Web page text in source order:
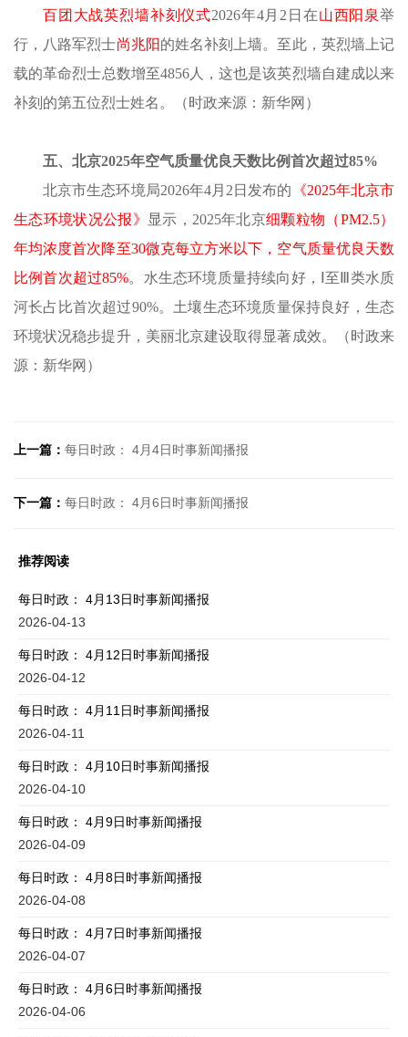
百团大战英烈墙补刻仪式2026年4月2日在山西阳泉举
行，八路军烈士尚兆阳的姓名补刻上墙。至此，英烈墙上记
载的革命烈士总数增至4856人，这也是该英烈墙自建成以来
补刻的第五位烈士姓名。
（时政来源： 新华网 ）
五、北京2025年空气质量优良天数比例首次超过85%
北京市生态环境局2026年4月2日发布的 《2025年北京市
生态环境状况公报》
显示， 2025年北京细颗粒物（PM2.5）
年均浓度首次降至30微克每立方米以下，空气质量优良天数
比例首次超过85%。水生态环境质量持续向好，
Ⅰ至Ⅲ类水质
河长占比首次超过90%。土壤生态环境质量保持良好，生态
环境状况稳步提升，美丽北京建设取得显著成效。
（时政来
源： 新华网 ）
上一篇： 每日时政： 4月4日时事新闻播报
下一篇： 每日时政： 4月6日时事新闻播报
推荐阅读
每日时政： 4月13日时事新闻播报
2026-04-13
每日时政： 4月12日时事新闻播报
2026-04-12
每日时政： 4月11日时事新闻播报
2026-04-11
每日时政： 4月10日时事新闻播报
2026-04-10
每日时政： 4月9日时事新闻播报
2026-04-09
每日时政： 4月8日时事新闻播报
2026-04-08
每日时政： 4月7日时事新闻播报
2026-04-07
每日时政： 4月6日时事新闻播报
2026-04-06